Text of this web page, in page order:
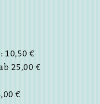
10,50 €
25,00 €
€